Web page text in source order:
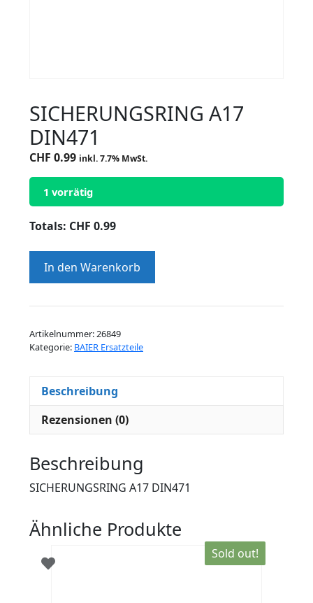
SICHERUNGSRING A17
DIN471
CHF 0.99 inkl. 7.7% MwSt.
1 vorrätig
Totals: CHF 0.99
A17
Menge
In den Warenkorb
Artikelnummer:26849
Kategorie: BAIER Ersatzteile
Beschreibung
Rezensionen (0)
Beschreibung
SICHERUNGSRING A17 DIN471
Ähnliche Produkte
Sold out!